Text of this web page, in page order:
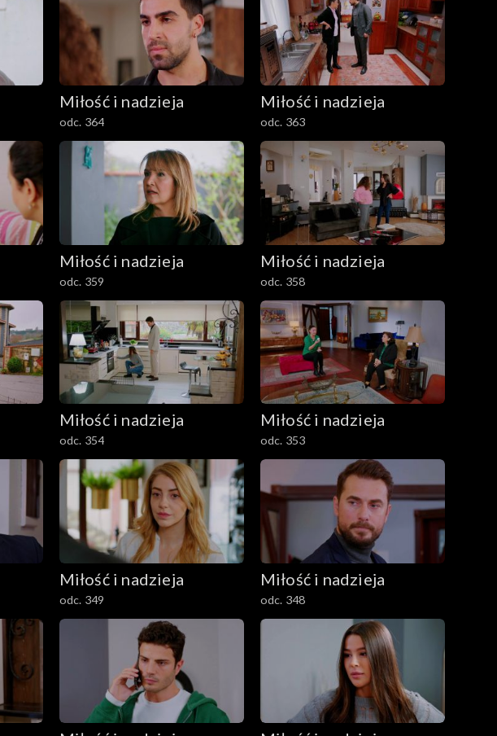
Miłość i nadzieja
odc. 364
Miłość i nadzieja
odc. 363
Miłość i nadzieja
odc. 359
Miłość i nadzieja
odc. 358
Miłość i nadzieja
odc. 354
Miłość i nadzieja
odc. 353
Miłość i nadzieja
odc. 349
Miłość i nadzieja
odc. 348